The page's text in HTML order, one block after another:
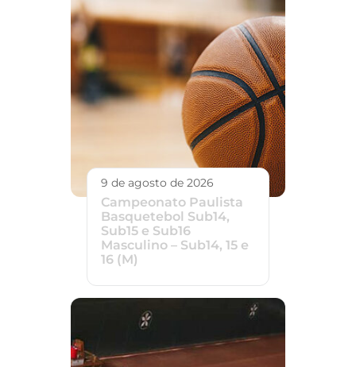
9 de agosto de 2026
Campeonato Paulista
Basquetebol Sub14,
Sub15 e Sub16
Masculino – Sub14, 15 e
16 (M)